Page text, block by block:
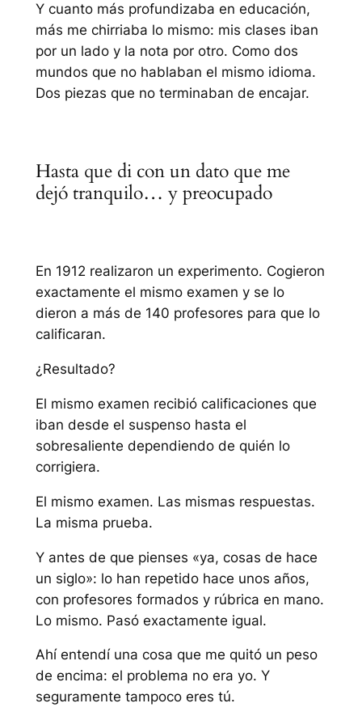
Y cuanto más profundizaba en educación,
más me chirriaba lo mismo: mis clases iban
por un lado y la nota por otro. Como dos
mundos que no hablaban el mismo idioma.
Dos piezas que no terminaban de encajar.
Hasta que di con un dato que me
dejó tranquilo… y preocupado
En 1912 realizaron un experimento. Cogieron
exactamente el mismo examen y se lo
dieron a más de 140 profesores para que lo
calificaran.
¿Resultado?
El mismo examen recibió calificaciones que
iban desde el suspenso hasta el
sobresaliente dependiendo de quién lo
corrigiera.
El mismo examen. Las mismas respuestas.
La misma prueba.
Y antes de que pienses «ya, cosas de hace
un siglo»: lo han repetido hace unos años,
con profesores formados y rúbrica en mano.
Lo mismo. Pasó exactamente igual.
Ahí entendí una cosa que me quitó un peso
de encima: el problema no era yo. Y
seguramente tampoco eres tú.